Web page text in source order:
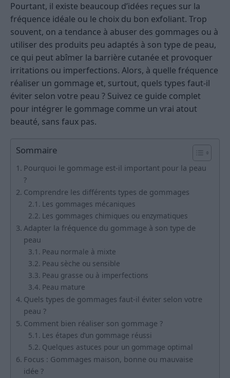
Pourtant, il existe beaucoup d’idées reçues sur la
fréquence idéale ou le choix du bon exfoliant. Trop
souvent, on a tendance à abuser des gommages ou à
utiliser des produits peu adaptés à son type de peau,
ce qui peut abîmer la barrière cutanée et provoquer
irritations ou imperfections. Alors, à quelle fréquence
réaliser un gommage et, surtout, quels types faut-il
éviter selon votre peau ? Suivez ce guide complet
pour intégrer le gommage comme un vrai atout
beauté, sans faux pas.
Sommaire
Pourquoi le gommage est-il important pour la peau
?
Comprendre les différents types de gommages
Les gommages mécaniques
Les gommages chimiques ou enzymatiques
Adapter la fréquence du gommage à son type de
peau
Peau normale à mixte
Peau sèche ou sensible
Peau grasse ou à imperfections
Peau mature
Quels types de gommages faut-il éviter selon votre
peau ?
Comment bien réaliser son gommage ?
Les étapes d’un gommage réussi
Quelques astuces pour un gommage optimal
Focus : Gommages maison, bonne ou mauvaise
idée ?